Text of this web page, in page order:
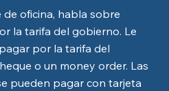
oficina, habla sobre
la tarifa del gobierno. Le
por la tarifa del
o un money order. Las
pueden pagar con tarjeta